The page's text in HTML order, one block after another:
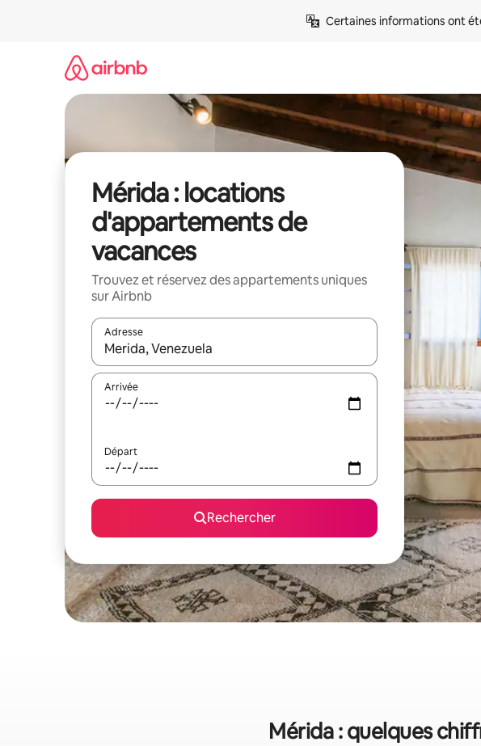
Certaines informations ont
Mérida : locations
d'appartements de
vacances
Trouvez et réservez des appartements uniques
sur Airbnb
Adresse
Lorsque les résultats s'affichent, utilisez les flèches vers le haut et vers
Arrivée
Départ
Rechercher
Mérida : quelques